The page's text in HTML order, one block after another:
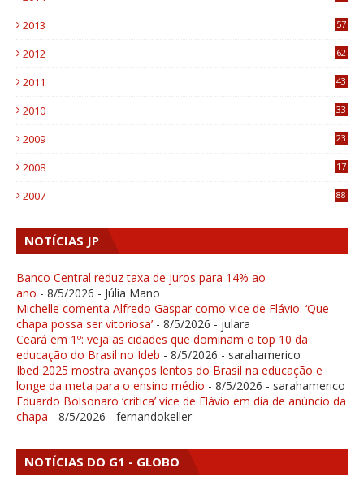
2013
57
2012
62
2011
43
2010
33
2009
23
2008
17
2007 88
NOTÍCIAS JP
Banco Central reduz taxa de juros para 14% ao
ano - 8/5/2026 - Júlia Mano
Michelle comenta Alfredo Gaspar como vice de Flávio: ‘Que
chapa possa ser vitoriosa’ - 8/5/2026 - julara
Ceará em 1º: veja as cidades que dominam o top 10 da
educação do Brasil no Ideb - 8/5/2026 - sarahamerico
Ibed 2025 mostra avanços lentos do Brasil na educação e
longe da meta para o ensino médio - 8/5/2026 - sarahamerico
Eduardo Bolsonaro ‘critica’ vice de Flávio em dia de anúncio da
chapa - 8/5/2026 - fernandokeller
NOTÍCIAS DO G1 - GLOBO